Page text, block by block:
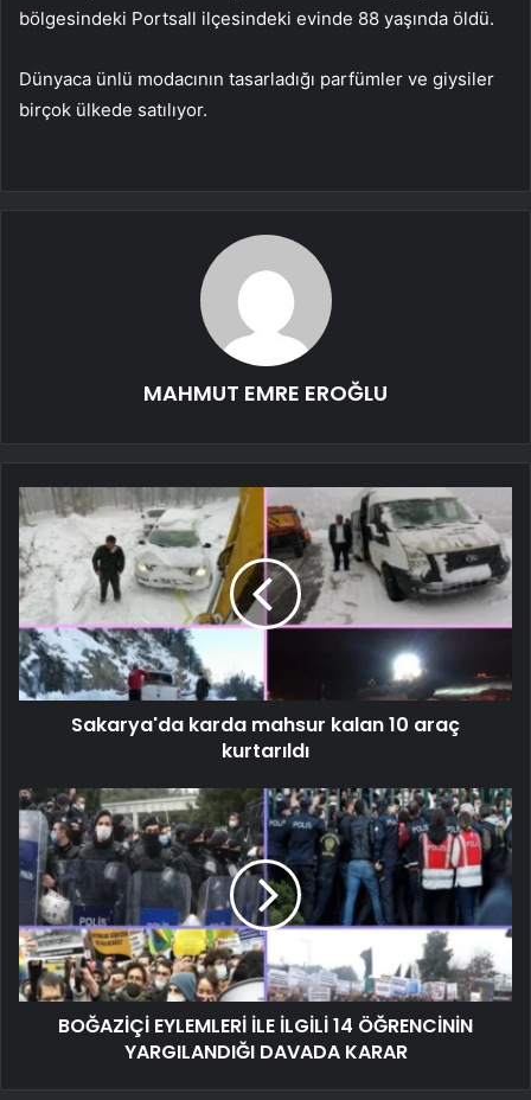
bölgesindeki Portsall ilçesindeki evinde 88 yaşında öldü.
Dünyaca ünlü modacının tasarladığı parfümler ve giysiler
birçok ülkede satılıyor.
MAHMUT EMRE EROĞLU
Sakarya'da karda mahsur kalan 10 araç
kurtarıldı
BOĞAZİÇİ EYLEMLERİ İLE İLGİLİ 14 ÖĞRENCİNİN
YARGILANDIĞI DAVADA KARAR